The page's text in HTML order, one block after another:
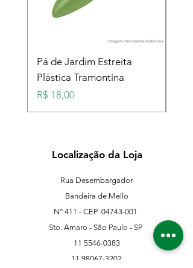
Pá de Jardim Estreita
Plástica Tramontina
Preço
R$ 18,00
Localização da Loja
Rua Desembargador
Bandeira de Mello
Nº 411 - CEP 04743-001
Sto. Amaro - São Paulo - SP
11 5546-0383
11 98067-3202